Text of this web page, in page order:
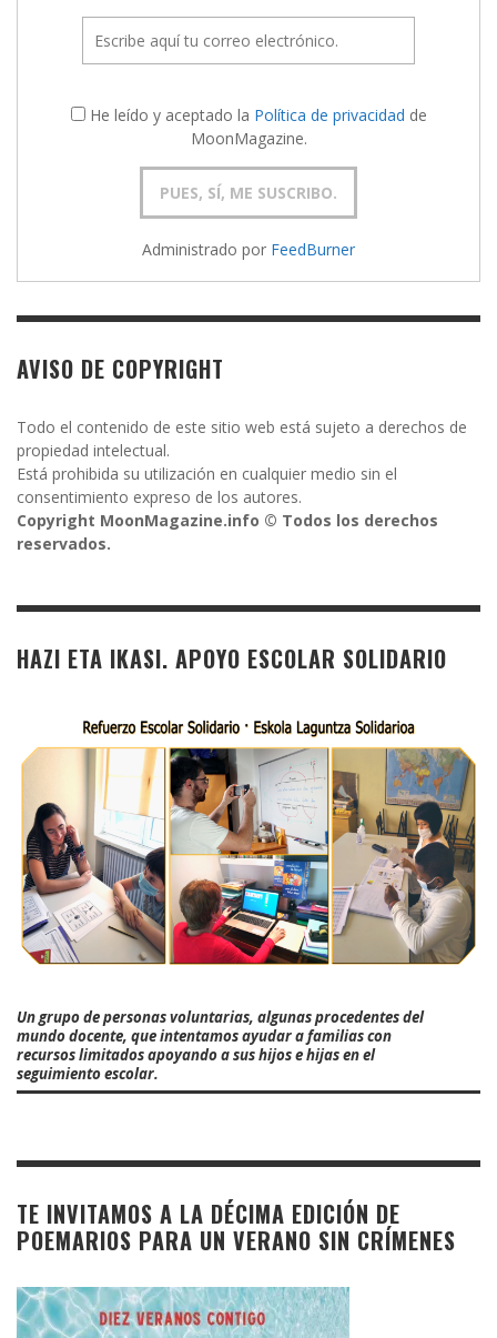
He leído y aceptado la Política de privacidad de
MoonMagazine.
Administrado por FeedBurner
AVISO DE COPYRIGHT
Todo el contenido de este sitio web está sujeto a derechos de
propiedad intelectual.
Está prohibida su utilización en cualquier medio sin el
consentimiento expreso de los autores.
Copyright MoonMagazine.info © Todos los derechos
reservados.
HAZI ETA IKASI. APOYO ESCOLAR SOLIDARIO
Un grupo de personas voluntarias, algunas procedentes del
mundo docente, que intentamos ayudar a familias con
recursos limitados apoyando a sus hijos e hijas en el
seguimiento escolar.
TE INVITAMOS A LA DÉCIMA EDICIÓN DE
POEMARIOS PARA UN VERANO SIN CRÍMENES